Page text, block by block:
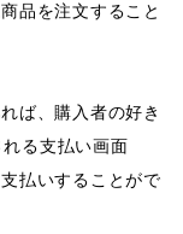
品を注文すること
ば、購入者の好き
る支払い画面
払いすることがで